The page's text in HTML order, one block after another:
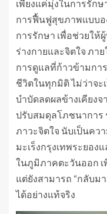
เพียงแค่มุ่งในการรัก
การฟื้นฟูสุขภาพแบบอ
การรักษา เพื่อช่วยใ
ร่างกายและจิตใจ ภา
การดูแลที่ก้าวข้ามกา
ชีวิตในทุกมิติ ไม่ว่าจะ
บำบัดลดผลข้างเคียง
ปรับสมดุลโภชนาการ
ภาวะจิตใจ นับเป็นคว
มะเร็งกรุงเทพระยอง
ในภูมิภาคตะวันออก เ
แต่ยังสามารถ “กลับ
ได้อย่างแท้จริง